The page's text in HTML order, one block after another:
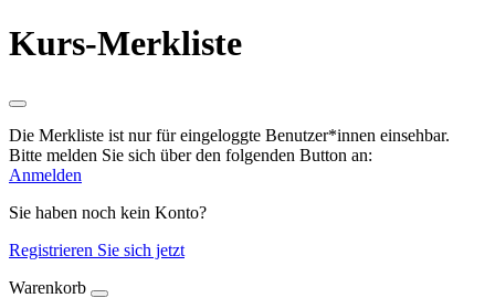
Kurs-Merkliste
Die Merkliste ist nur für eingeloggte Benutzer*innen einsehbar.
Bitte melden Sie sich über den folgenden Button an:
Anmelden
Sie haben noch kein Konto?
Registrieren Sie sich jetzt
Warenkorb